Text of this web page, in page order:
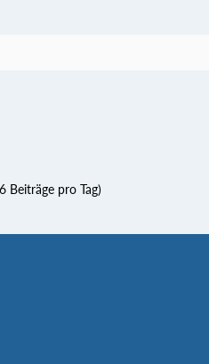
Beiträge pro Tag)